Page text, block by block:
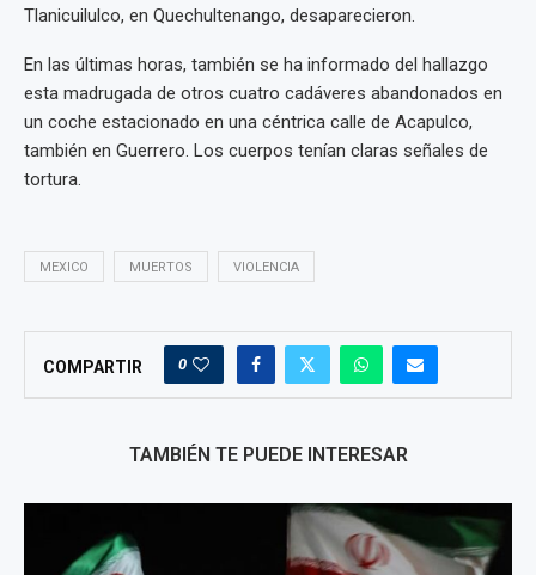
Tlanicuilulco, en Quechultenango, desaparecieron.
En las últimas horas, también se ha informado del hallazgo
esta madrugada de otros cuatro cadáveres abandonados en
un coche estacionado en una céntrica calle de Acapulco,
también en Guerrero. Los cuerpos tenían claras señales de
tortura.
MEXICO MUERTOS VIOLENCIA
COMPARTIR 0
TAMBIÉN TE PUEDE INTERESAR